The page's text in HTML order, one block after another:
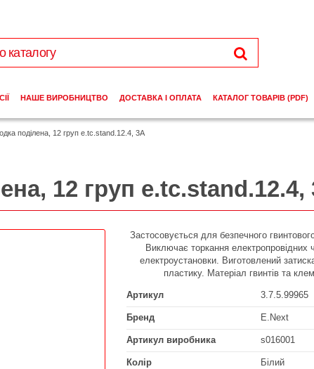
поділена, 12 груп e.tc.stand.12.4, 3А
12 груп e.tc.stand.12.4,
Застосовується для безпечного
Виключає торкання електропровідних
електроустановки. Виготовлений
пластику. Матеріал гвинтів та
Артикул 3.7.5.99965
Бренд E.Next
Артикул виробника s016001
Колір Білий
НАШЕ ВИРОБНИЦТВО ДОСТАВКА І ОПЛАТА КАТАЛОГ ТОВАРІВ (PDF)